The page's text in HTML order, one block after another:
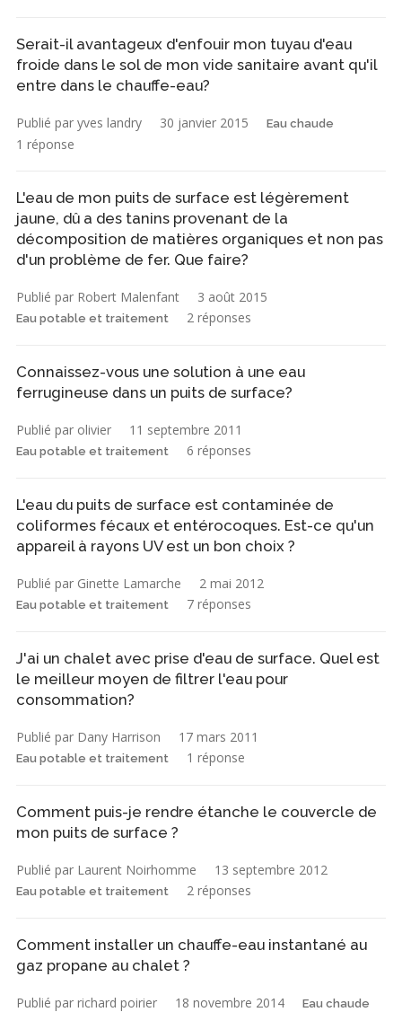
Serait-il avantageux d'enfouir mon tuyau d'eau
froide dans le sol de mon vide sanitaire avant qu'il
entre dans le chauffe-eau?
Publié par yves landry 30 janvier 2015 Eau chaude
1 réponse
L'eau de mon puits de surface est légèrement
jaune, dû a des tanins provenant de la
décomposition de matières organiques et non pas
d'un problème de fer. Que faire?
Publié par Robert Malenfant 3 août 2015
Eau potable et traitement 2 réponses
Connaissez-vous une solution à une eau
ferrugineuse dans un puits de surface?
Publié par olivier 11 septembre 2011
Eau potable et traitement 6 réponses
L'eau du puits de surface est contaminée de
coliformes fécaux et entérocoques. Est-ce qu'un
appareil à rayons UV est un bon choix ?
Publié par Ginette Lamarche 2 mai 2012
Eau potable et traitement 7 réponses
J'ai un chalet avec prise d'eau de surface. Quel est
le meilleur moyen de filtrer l'eau pour
consommation?
Publié par Dany Harrison 17 mars 2011
Eau potable et traitement 1 réponse
Comment puis-je rendre étanche le couvercle de
mon puits de surface ?
Publié par Laurent Noirhomme 13 septembre 2012
Eau potable et traitement 2 réponses
Comment installer un chauffe-eau instantané au
gaz propane au chalet ?
Publié par richard poirier 18 novembre 2014 Eau chaude